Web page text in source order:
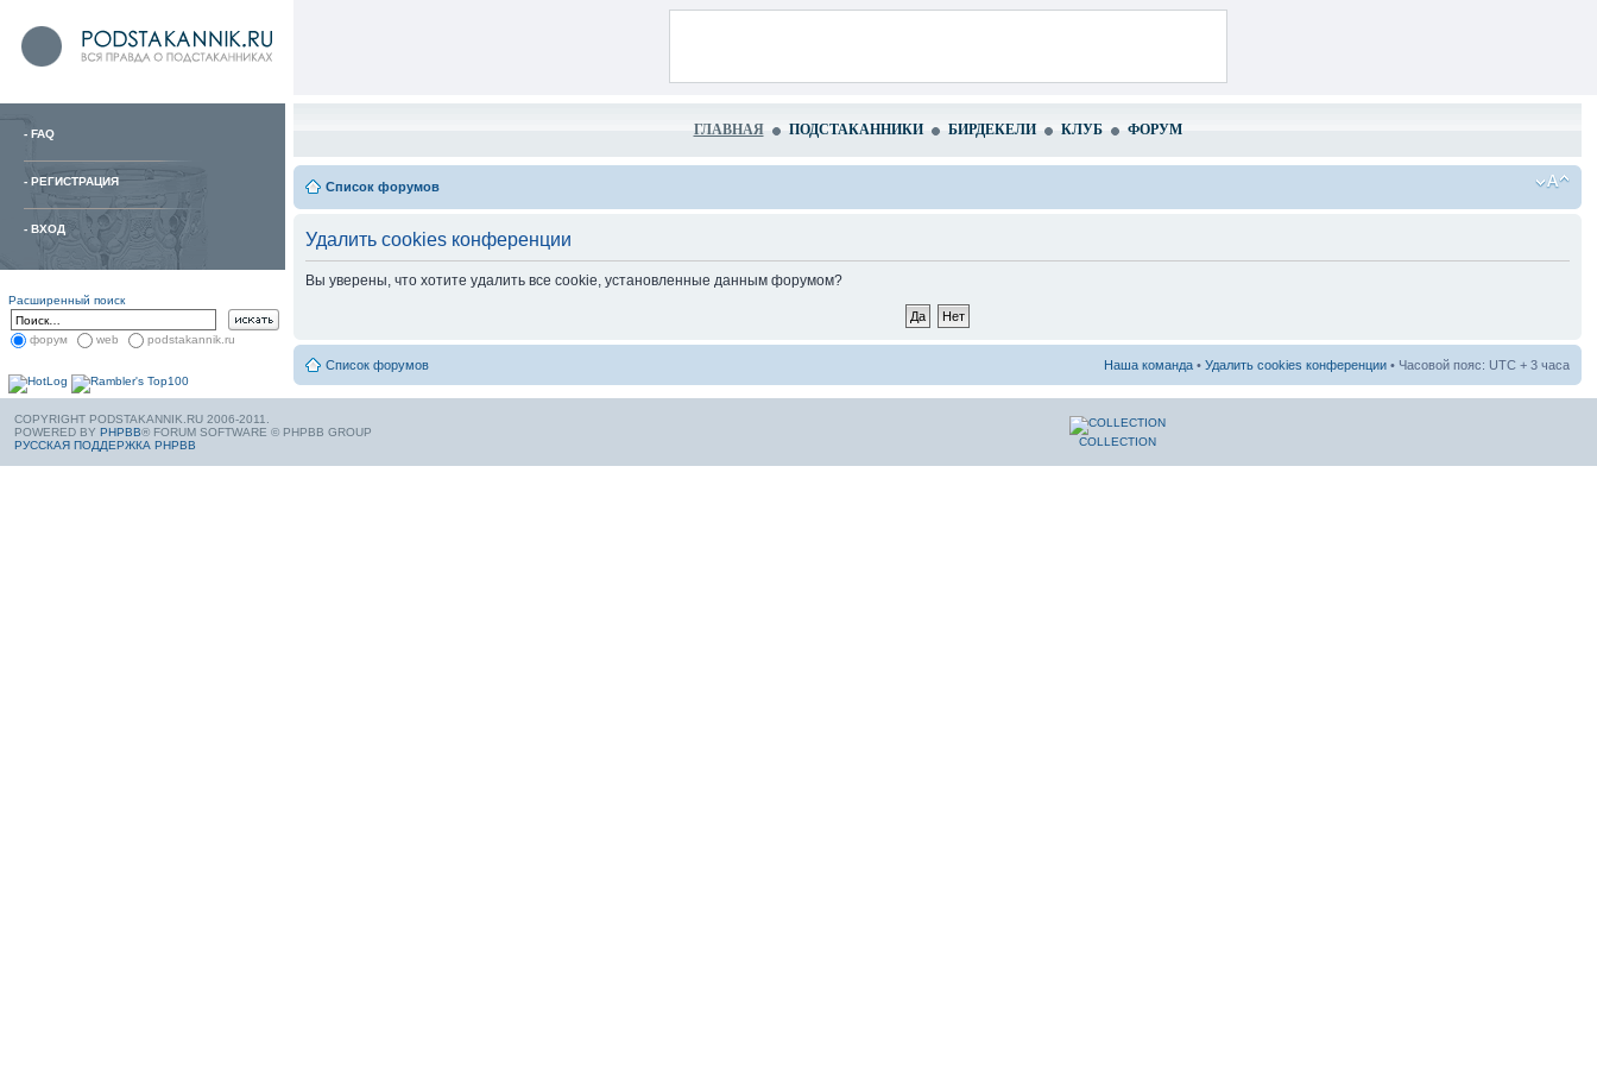
- FAQ
- РЕГИСТРАЦИЯ
- ВХОД
Расширенный поиск
форум web podstakannik.ru
ГЛАВНАЯ ПОДСТАКАННИКИ БИРДЕКЕЛИ КЛУБ ФОРУМ
Список форумов
Удалить cookies конференции
Вы уверены, что хотите удалить все cookie, установленные данным форумом?
Список форумов Наша команда • Удалить cookies конференции • Часовой пояс: UTC + 3 часа
COPYRIGHT PODSTAKANNIK.RU 2006-2011.
POWERED BY PHPBB® FORUM SOFTWARE © PHPBB GROUP
РУССКАЯ ПОДДЕРЖКА PHPBB
COLLECTION